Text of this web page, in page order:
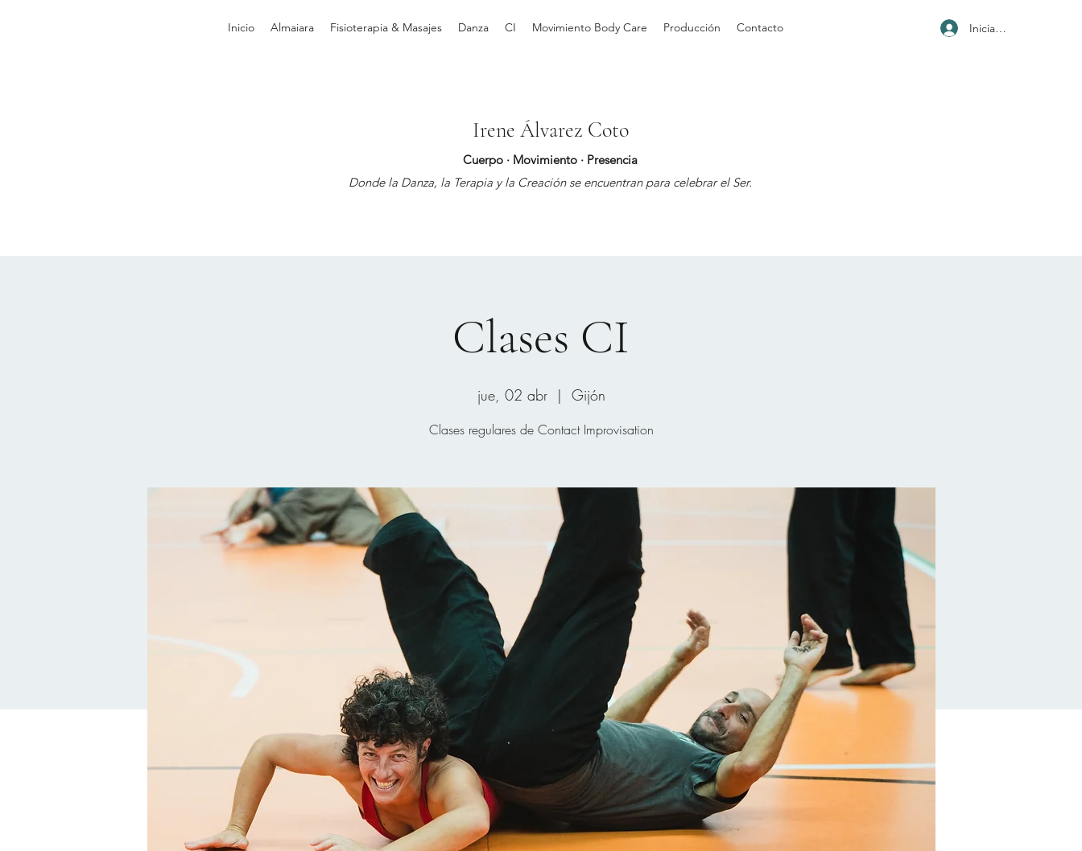
Inicio Almaiara Fisioterapia & Masajes Danza CI Movimiento Body Care Producción Contacto Iniciar sesión
Irene Álvarez Coto
Cuerpo · Movimiento · Presencia
Donde la Danza, la Terapia y la Creación se encuentran para celebrar el Ser.
Clases CI
jue, 02 abr
  |
Gijón
Clases regulares de Contact Improvisation